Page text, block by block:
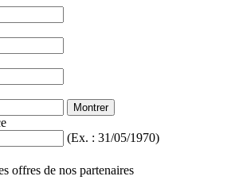
Montrer
(Ex. : 31/05/1970)
offres de nos partenaires